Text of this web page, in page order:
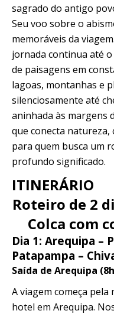
sagrado do antigo
Seu voo sobre o
memoráveis ​​da
jornada continua até
de paisagens em
lagoas, montanhas e
silenciosamente até
aninhada às margens
que conecta
para quem busca um
profundo significado.
ITINERÁRIO
Roteiro de 2
Colca com
Dia 1: Arequipa –
Patapampa –
Saída de Arequipa
A viagem começa pela
hotel em Arequipa.